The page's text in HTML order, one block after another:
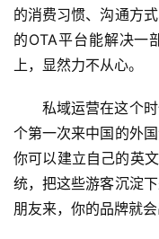
的消费习惯、沟通方
的OTA平台能解决一
上，显然力不从心。
私域运营在这个
个第一次来中国的外
你可以建立自己的英
统，把这些游客沉淀
朋友来，你的品牌就